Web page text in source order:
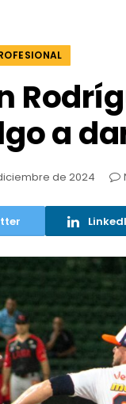
a
de 2024